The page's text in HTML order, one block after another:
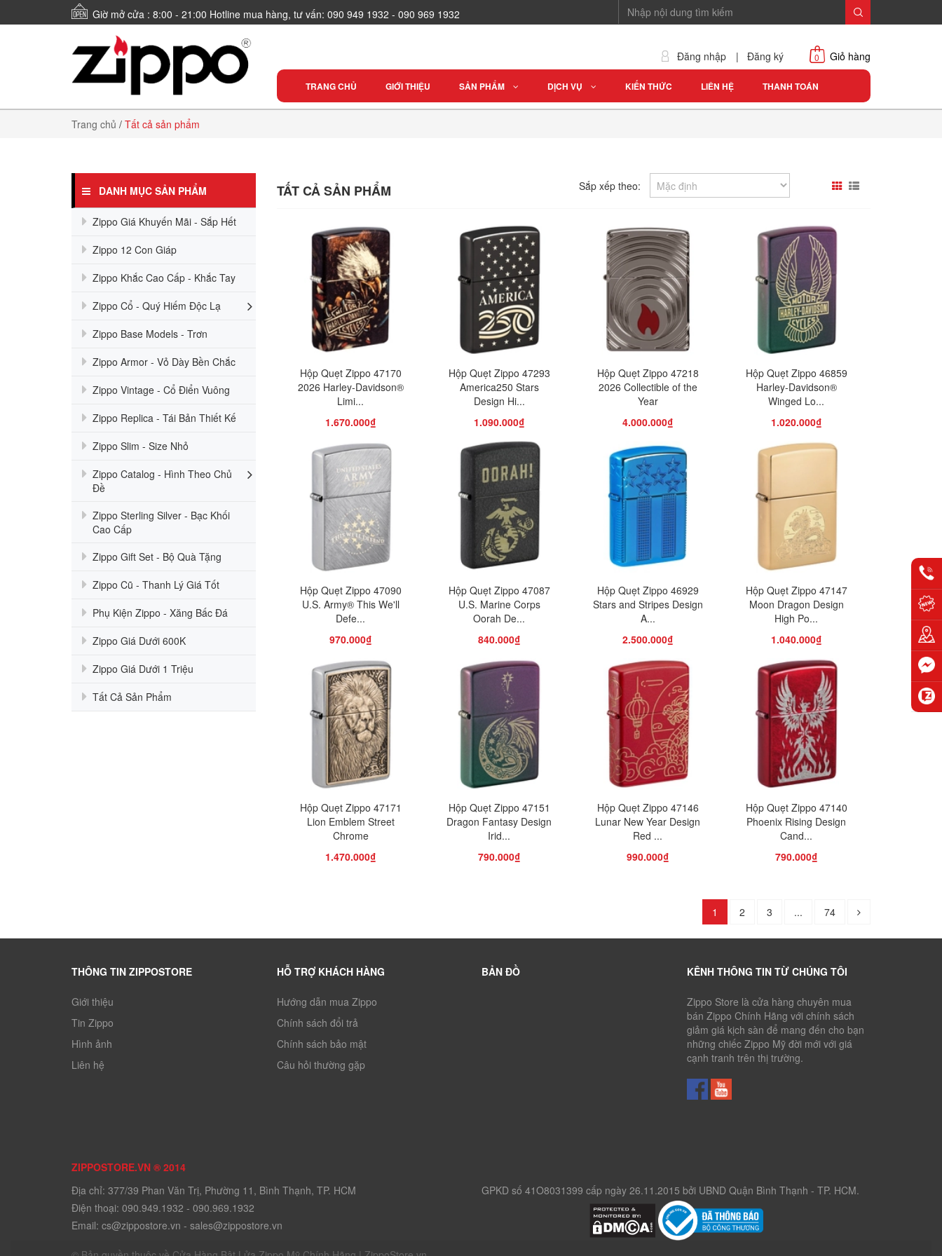
Giờ mở cửa : 8:00 - 21:00 Hotline mua hàng, tư vấn: 090 949 1932 - 090 969 1932
Đăng nhập | Đăng ký Giỏ hàng
0
TRANG CHỦ GIỚI THIỆU SẢN PHẨM DỊCH VỤ KIẾN THỨC LIÊN HỆ THANH TOÁN
Trang chủ / Tất cả sản phẩm
DANH MỤC SẢN PHẨM
Zippo Giá Khuyến Mãi - Sắp Hết
Zippo 12 Con Giáp
Zippo Khắc Cao Cấp - Khắc Tay
Zippo Cổ - Quý Hiếm Độc Lạ
Zippo Base Models - Trơn
Zippo Armor - Vỏ Dày Bền Chắc
Zippo Vintage - Cổ Điển Vuông
Zippo Replica - Tái Bản Thiết Kế
Zippo Slim - Size Nhỏ
Zippo Catalog - Hình Theo Chủ
Đề
Zippo Sterling Silver - Bạc Khối
Cao Cấp
Zippo Gift Set - Bộ Quà Tặng
Zippo Cũ - Thanh Lý Giá Tốt
Phụ Kiện Zippo - Xăng Bấc Đá
Zippo Giá Dưới 600K
Zippo Giá Dưới 1 Triệu
Tất Cả Sản Phẩm
TẤT CẢ SẢN PHẨM Sắp xếp theo:
Hộp Quẹt Zippo 47170
2026 Harley-Davidson®
Limi...
1.670.000₫
Hộp Quẹt Zippo 47293
America250 Stars
Design Hi...
1.090.000₫
Hộp Quẹt Zippo 47218
2026 Collectible of the
Year
4.000.000₫
Hộp Quẹt Zippo 46859
Harley-Davidson®
Winged Lo...
1.020.000₫
Hộp Quẹt Zippo 47090
U.S. Army® This We'll
Defe...
970.000₫
Hộp Quẹt Zippo 47087
U.S. Marine Corps
Oorah De...
840.000₫
Hộp Quẹt Zippo 46929
Stars and Stripes Design
A...
2.500.000₫
Hộp Quẹt Zippo 47147
Moon Dragon Design
High Po...
1.040.000₫
Hộp Quẹt Zippo 47171
Lion Emblem Street
Chrome
1.470.000₫
Hộp Quẹt Zippo 47151
Dragon Fantasy Design
Irid...
790.000₫
Hộp Quẹt Zippo 47146
Lunar New Year Design
Red ...
990.000₫
Hộp Quẹt Zippo 47140
Phoenix Rising Design
Cand...
790.000₫
1 2 3 ... 74
THÔNG TIN ZIPPOSTORE
Giới thiệu
Tin Zippo
Hình ảnh
Liên hệ
HỖ TRỢ KHÁCH HÀNG
Hướng dẫn mua Zippo
Chính sách đổi trả
Chính sách bảo mật
Câu hỏi thường gặp
BẢN ĐỒ KÊNH THÔNG TIN TỪ CHÚNG TÔI
Zippo Store là cửa hàng chuyên mua
bán Zippo Chính Hãng với chính sách
giảm giá kịch sàn để mang đến cho bạn
những chiếc Zippo Mỹ đời mới với giá
cạnh tranh trên thị trường.
ZIPPOSTORE.VN ® 2014
Địa chỉ: 377/39 Phan Văn Trị, Phường 11, Bình Thạnh, TP. HCM
Điện thoại: 090.949.1932 - 090.969.1932
Email: cs@zippostore.vn - sales@zippostore.vn
GPKD số 41O8031399 cấp ngày 26.11.2015 bởi UBND Quận Bình Thạnh - TP. HCM.